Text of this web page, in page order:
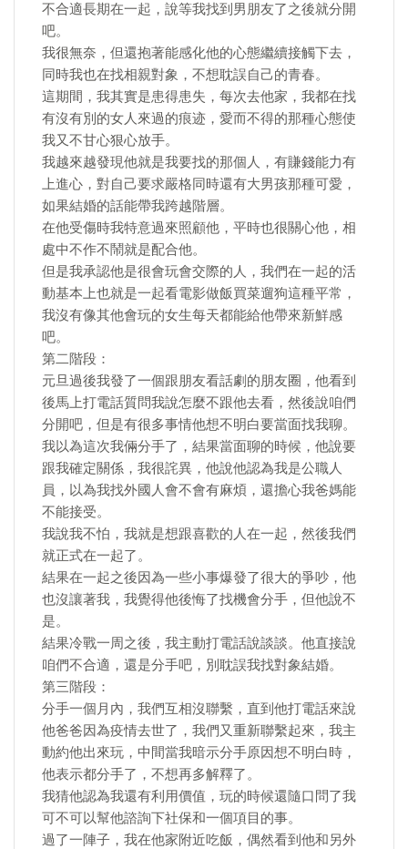
不合適長期在一起，說等我找到男朋友了之後就分開
吧。
我很無奈，但還抱著能感化他的心態繼續接觸下去，
同時我也在找相親對象，不想耽誤自己的青春。
這期間，我其實是患得患失，每次去他家，我都在找
有沒有別的女人來過的痕迹，愛而不得的那種心態使
我又不甘心狠心放手。
我越來越發現他就是我要找的那個人，有賺錢能力有
上進心，對自己要求嚴格同時還有大男孩那種可愛，
如果結婚的話能帶我跨越階層。
在他受傷時我特意過來照顧他，平時也很關心他，相
處中不作不鬧就是配合他。
但是我承認他是很會玩會交際的人，我們在一起的活
動基本上也就是一起看電影做飯買菜遛狗這種平常，
我沒有像其他會玩的女生每天都能給他帶來新鮮感
吧。
第二階段：
元旦過後我發了一個跟朋友看話劇的朋友圈，他看到
後馬上打電話質問我說怎麼不跟他去看，然後說咱們
分開吧，但是有很多事情他想不明白要當面找我聊。
我以為這次我倆分手了，結果當面聊的時候，他說要
跟我確定關係，我很詫異，他說他認為我是公職人
員，以為我找外國人會不會有麻煩，還擔心我爸媽能
不能接受。
我說我不怕，我就是想跟喜歡的人在一起，然後我們
就正式在一起了。
結果在一起之後因為一些小事爆發了很大的爭吵，他
也沒讓著我，我覺得他後悔了找機會分手，但他說不
是。
結果冷戰一周之後，我主動打電話說談談。他直接說
咱們不合適，還是分手吧，別耽誤我找對象結婚。
第三階段：
分手一個月內，我們互相沒聯繫，直到他打電話來說
他爸爸因為疫情去世了，我們又重新聯繫起來，我主
動約他出來玩，中間當我暗示分手原因想不明白時，
他表示都分手了，不想再多解釋了。
我猜他認為我還有利用價值，玩的時候還隨口問了我
可不可以幫他諮詢下社保和一個項目的事。
過了一陣子，我在他家附近吃飯，偶然看到他和另外